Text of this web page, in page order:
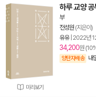
미리보기
하루 교양 공
부
전성원 (지은이)
유유| 2022년
34,200원
양탄자배송 내